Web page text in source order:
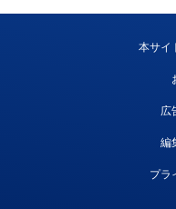
本サイ
広
編
プラ